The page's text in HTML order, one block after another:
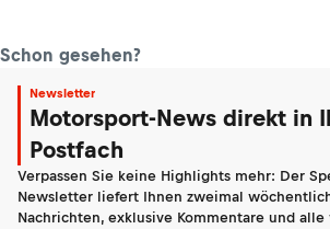
Schon gesehen?
Newsletter
Motorsport-News direkt in
Postfach
Verpassen Sie keine Highlights mehr: Der
Newsletter liefert Ihnen zweimal
Nachrichten, exklusive Kommentare und